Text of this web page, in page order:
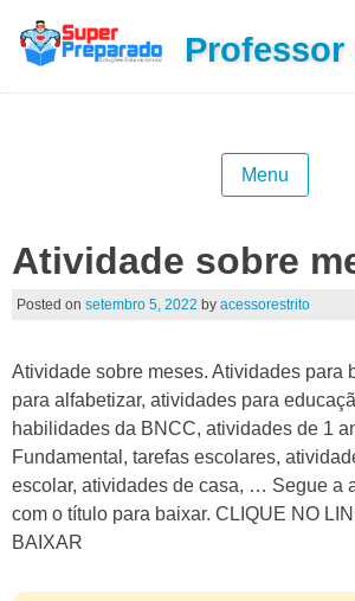
Professor
Menu
Atividade sobre
Posted on setembro 5, 2022 by acessorestrito
Atividade sobre meses. Atividades para
para alfabetizar, atividades para
habilidades da BNCC, atividades de 1
Fundamental, tarefas escolares,
escolar, atividades de casa, … Segue a
com o título para baixar. CLIQUE NO
BAIXAR